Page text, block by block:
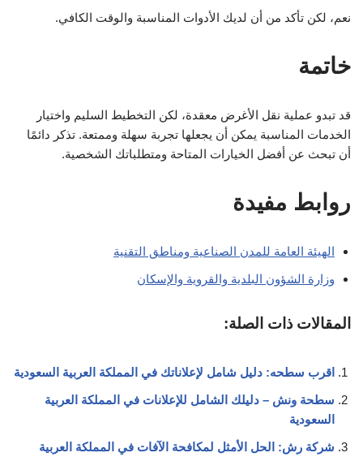
نعم، لكن تأكد من أن لديك الأدوات المناسبة والوقت الكافي.
خاتمة
قد تبدو عملية نقل الأغرض معقدة، لكن التخطيط السليم واختيار
الخدمات المناسبة يمكن أن يجعلها تجربة سهلة وممتعة. تذكر دائمًا
أن تبحث عن أفضل الخيارات المتاحة ومتطلباتك الشخصية.
روابط مفيدة
الهيئة العامة للمدن الصناعية ومناطق التقنية
وزارة الشؤون البلدية والقروية والإسكان
المقالات ذات الصلة:
اقرب سطحه: دليل شامل لإعلاناتك في المملكة العربية السعودية
سطحة ونش – دليلك الشامل للإعلانات في المملكة العربية
السعودية
شركة رش: الحل الأمثل لمكافحة الآفات في المملكة العربية